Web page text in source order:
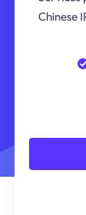
Chinese